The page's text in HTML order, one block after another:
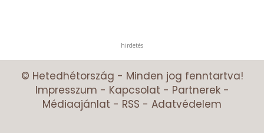
hirdetés
© Hetedhétország - Minden jog fenntartva!
Impresszum - Kapcsolat - Partnerek-
Médiaajánlat - RSS - Adatvédelem